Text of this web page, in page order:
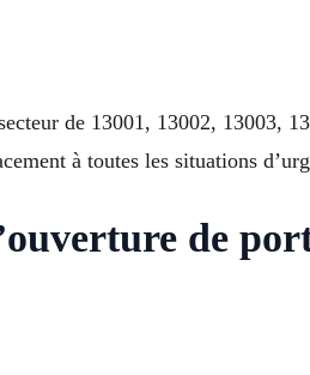
de 13001, 13002, 13003,
à toutes les situations
de